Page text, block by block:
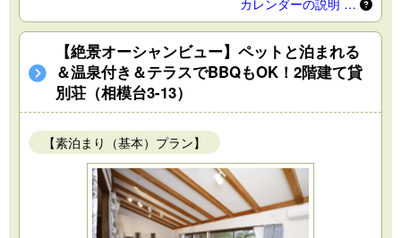
カレンダーの説明 …
【絶景オーシャンビュー】ペットと泊まれる
＆温泉付き＆テラスでBBQもOK！2階建て貸
別荘（相模台3-13）
【素泊まり（基本）プラン】